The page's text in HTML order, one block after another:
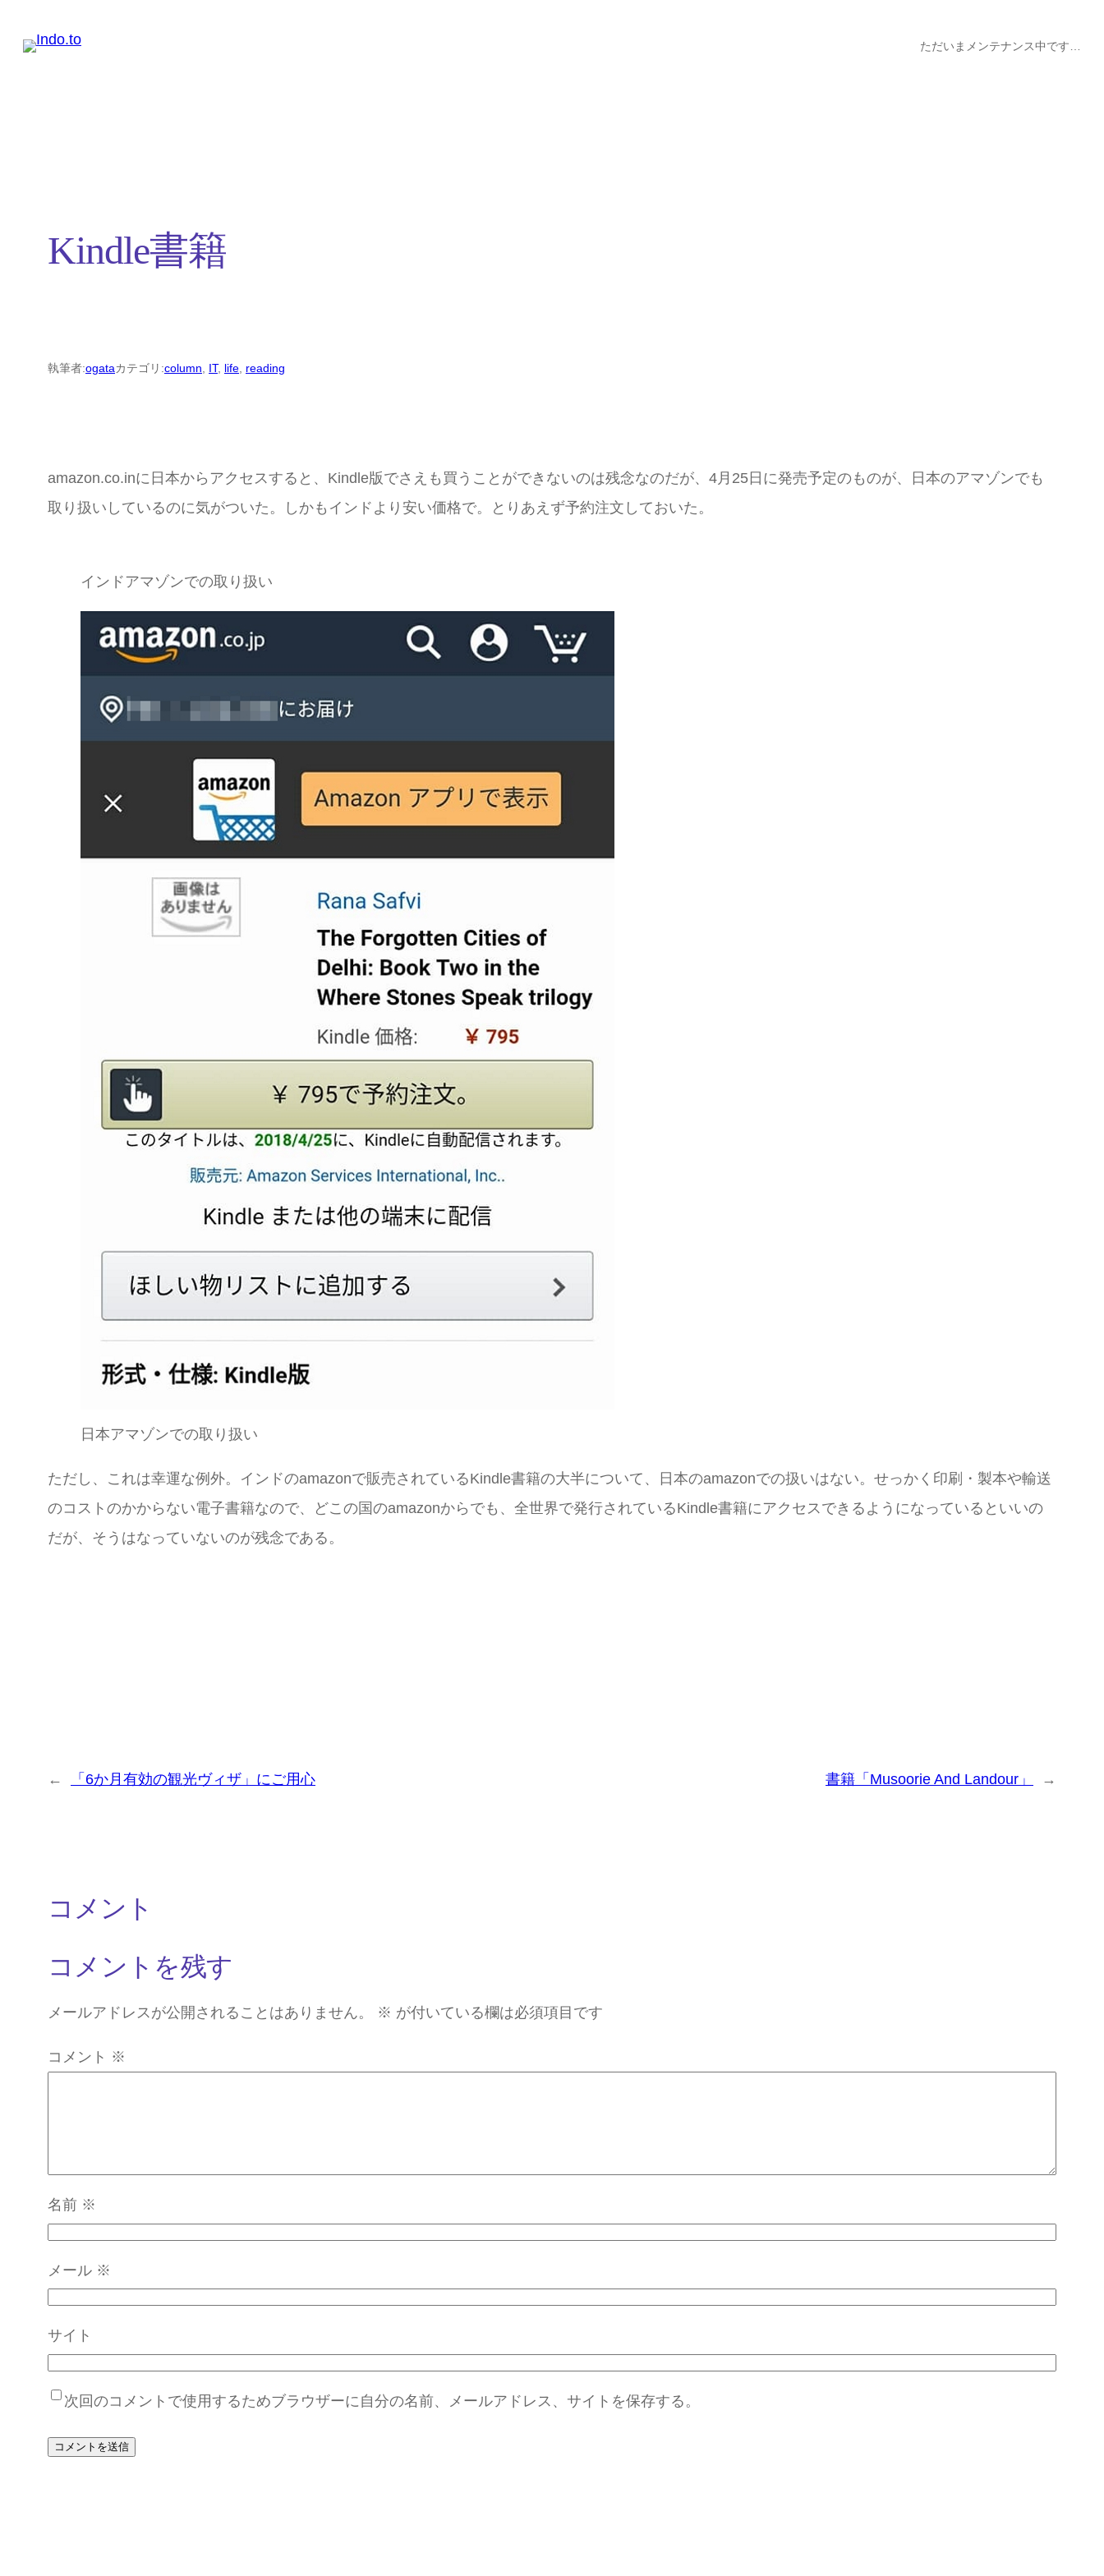
ただいまメンテナンス中です…
Kindle書籍
執筆者:ogataカテゴリ:column, IT, life, reading
amazon.co.inに日本からアクセスすると、Kindle版でさえも買うことができないのは残念なのだが、4月25日に発売予定のものが、日本のアマゾンでも
取り扱いしているのに気がついた。しかもインドより安い価格で。とりあえず予約注文しておいた。
インドアマゾンでの取り扱い
日本アマゾンでの取り扱い
ただし、これは幸運な例外。インドのamazonで販売されているKindle書籍の大半について、日本のamazonでの扱いはない。せっかく印刷・製本や輸送
のコストのかからない電子書籍なので、どこの国のamazonからでも、全世界で発行されているKindle書籍にアクセスできるようになっているといいの
だが、そうはなっていないのが残念である。
← 「6か月有効の観光ヴィザ」にご用心 書籍「Musoorie And Landour」 →
コメント
コメントを残す
メールアドレスが公開されることはありません。 ※ が付いている欄は必須項目です
コメント ※
名前 ※
メール ※
サイト
次回のコメントで使用するためブラウザーに自分の名前、メールアドレス、サイトを保存する。